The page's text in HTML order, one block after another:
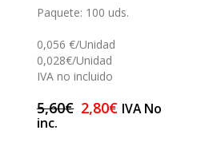
Paquete: 100 uds.
0,056 €/Unidad
0,028€/Unidad
IVA no incluido
5,60€ 2,80€ IVA No
inc.